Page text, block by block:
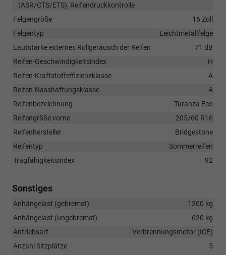
(ASR/CTS/ETS), Reifendruckkontrolle
Felgengröße
16 Zoll
Felgentyp
Leichtmetallfelge
Lautstärke externes Rollgeräusch der Reifen
71 dB
Reifen-Geschwindigkeitsindex
H
Reifen-Kraftstoffeffizienzklasse
A
Reifen-Nasshaftungsklasse
A
Reifenbezeichnung
Turanza Eco
Reifengröße vorne
205/60 R16
Reifenhersteller
Bridgestone
Reifentyp
Sommerreifen
Tragfähigkeitsindex
92
Sonstiges
Anhängelast (gebremst)
1200 kg
Anhängelast (ungebremst)
620 kg
Antriebsart
Verbrennungsmotor (ICE)
Anzahl Sitzplätze
5